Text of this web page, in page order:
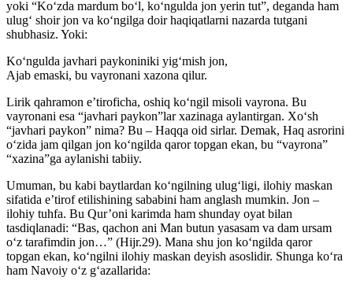
yoki “Ko‘zda mardum bo‘l, ko‘ngulda jon yerin tut”, deganda ham
ulug‘ shoir jon va ko‘ngilga doir haqiqatlarni nazarda tutgani
shubhasiz. Yoki:
Ko‘ngulda javhari paykoniniki yig‘mish jon,
Ajab emaski, bu vayronani xazona qilur.
Lirik qahramon e’tiroficha, oshiq ko‘ngil misoli vayrona. Bu
vayronani esa “javhari paykon”lar xazinaga aylantirgan. Xo‘sh
“javhari paykon” nima? Bu – Haqqa oid sirlar. Demak, Haq asrorini
o‘zida jam qilgan jon ko‘ngilda qaror topgan ekan, bu “vayrona”
“xazina”ga aylanishi tabiiy.
Umuman, bu kabi baytlardan ko‘ngilning ulug‘ligi, ilohiy maskan
sifatida e’tirof etilishining sababini ham anglash mumkin. Jon –
ilohiy tuhfa. Bu Qur’oni karimda ham shunday oyat bilan
tasdiqlanadi: “Bas, qachon ani Man butun yasasam va dam ursam
o‘z tarafimdin jon…” (Hijr.29). Mana shu jon ko‘ngilda qaror
topgan ekan, ko‘ngilni ilohiy maskan deyish asoslidir. Shunga ko‘ra
ham Navoiy o‘z g‘azallarida: